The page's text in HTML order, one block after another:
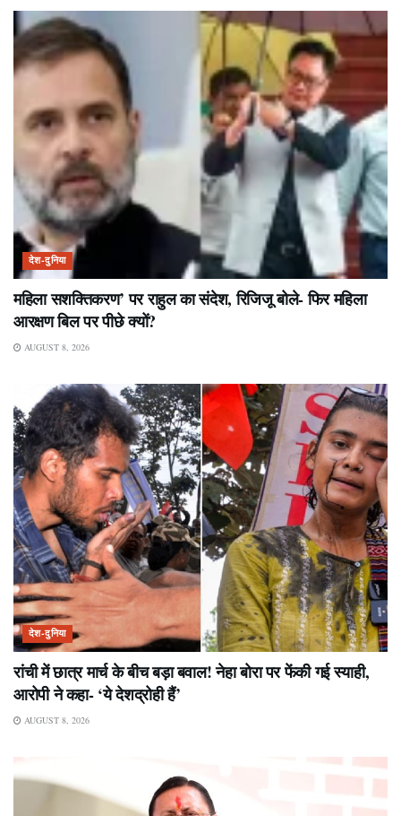
देश-दुनिया
महिला सशक्तिकरण’ पर राहुल का संदेश, रिजिजू बोले- फिर महिला
आरक्षण बिल पर पीछे क्यों?
AUGUST 8, 2026
देश-दुनिया
रांची में छात्र मार्च के बीच बड़ा बवाल! नेहा बोरा पर फेंकी गई स्याही,
आरोपी ने कहा- ‘ये देशद्रोही हैं’
AUGUST 8, 2026